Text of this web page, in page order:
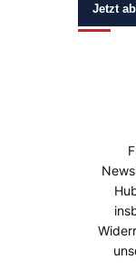
Jetzt